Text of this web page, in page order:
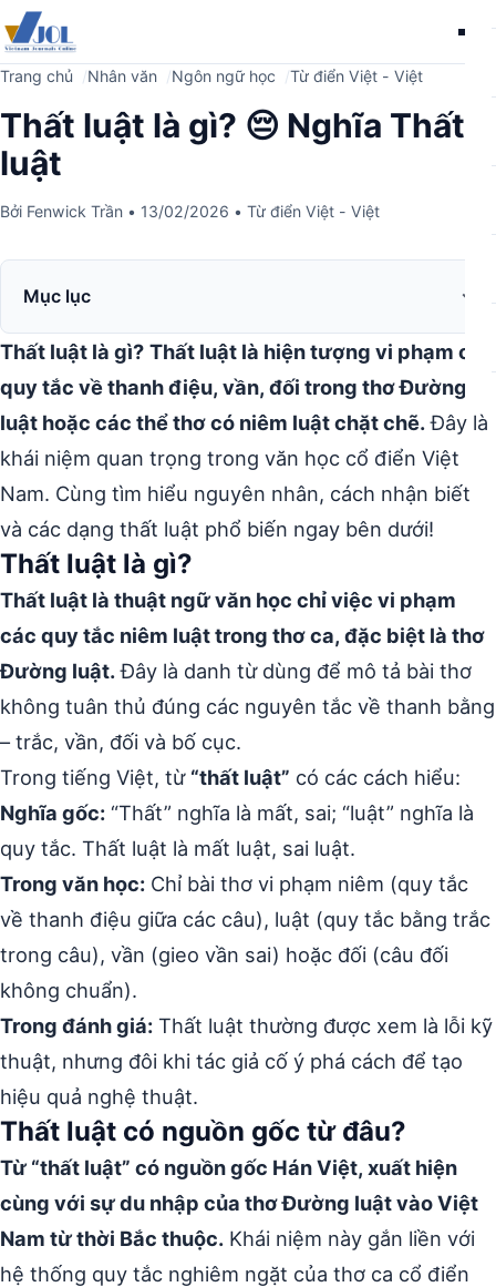
Trang chủ Nhân văn Ngôn ngữ học Từ điển Việt - Việt
Thất luật là gì? 😔 Nghĩa Thất
luật
Bởi Fenwick Trần • 13/02/2026 • Từ điển Việt - Việt
Mục lục
Thất luật là gì? Thất luật là hiện tượng vi phạm các
quy tắc về thanh điệu, vần, đối trong thơ Đường
luật hoặc các thể thơ có niêm luật chặt chẽ.Đây là
khái niệm quan trọng trong văn học cổ điển Việt
Nam. Cùng tìm hiểu nguyên nhân, cách nhận biết
và các dạng thất luật phổ biến ngay bên dưới!
Thất luật là gì?
Thất luật là thuật ngữ văn học chỉ việc vi phạm
các quy tắc niêm luật trong thơ ca, đặc biệt là thơ
Đường luật.Đây là danh từ dùng để mô tả bài thơ
không tuân thủ đúng các nguyên tắc về thanh bằng
– trắc, vần, đối và bố cục.
Trong tiếng Việt, từ “thất luật” có các cách hiểu:
Nghĩa gốc: “Thất” nghĩa là mất, sai; “luật” nghĩa là
quy tắc. Thất luật là mất luật, sai luật.
Trong văn học: Chỉ bài thơ vi phạm niêm (quy tắc
về thanh điệu giữa các câu), luật (quy tắc bằng trắc
trong câu), vần (gieo vần sai) hoặc đối (câu đối
không chuẩn).
Trong đánh giá: Thất luật thường được xem là lỗi kỹ
thuật, nhưng đôi khi tác giả cố ý phá cách để tạo
hiệu quả nghệ thuật.
Thất luật có nguồn gốc từ đâu?
Từ “thất luật” có nguồn gốc Hán Việt, xuất hiện
cùng với sự du nhập của thơ Đường luật vào Việt
Nam từ thời Bắc thuộc. Khái niệm này gắn liền với
hệ thống quy tắc nghiêm ngặt của thơ ca cổ điển